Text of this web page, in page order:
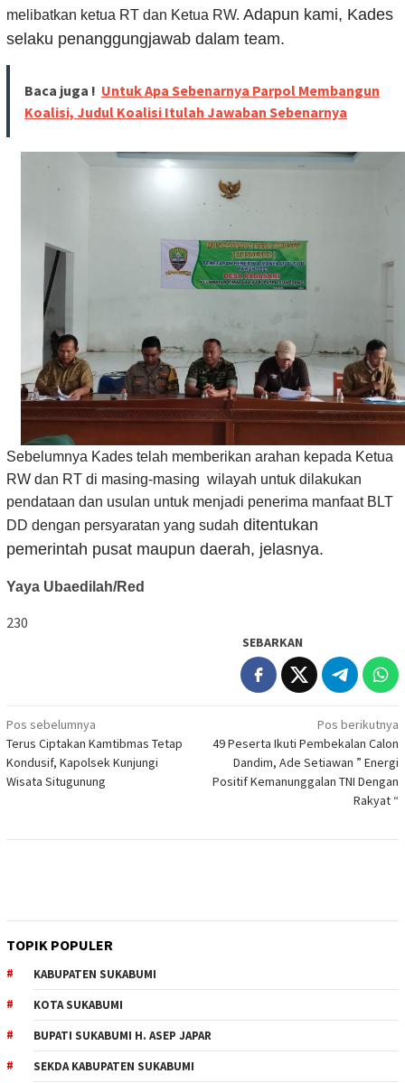
melibatkan ketua RT dan Ketua RW. Adapun kami, Kades
selaku penanggungjawab dalam team.
Baca juga ! Untuk Apa Sebenarnya Parpol Membangun
Koalisi, Judul Koalisi Itulah Jawaban Sebenarnya
Sebelumnya Kades telah memberikan arahan kepada Ketua
RW dan RT di masing-masing wilayah untuk dilakukan
pendataan dan usulan untuk menjadi penerima manfaat BLT
DD dengan persyaratan yang sudah ditentukan
pemerintah pusat maupun daerah, jelasnya.
Yaya Ubaedilah/Red
230
SEBARKAN
Navigasi
pos
Pos sebelumnya
Terus Ciptakan Kamtibmas Tetap
Kondusif, Kapolsek Kunjungi
Wisata Situgunung
Pos berikutnya
49 Peserta Ikuti Pembekalan Calon
Dandim, Ade Setiawan ” Energi
Positif Kemanunggalan TNI Dengan
Rakyat “
TOPIK POPULER
KABUPATEN SUKABUMI
KOTA SUKABUMI
BUPATI SUKABUMI H. ASEP JAPAR
SEKDA KABUPATEN SUKABUMI